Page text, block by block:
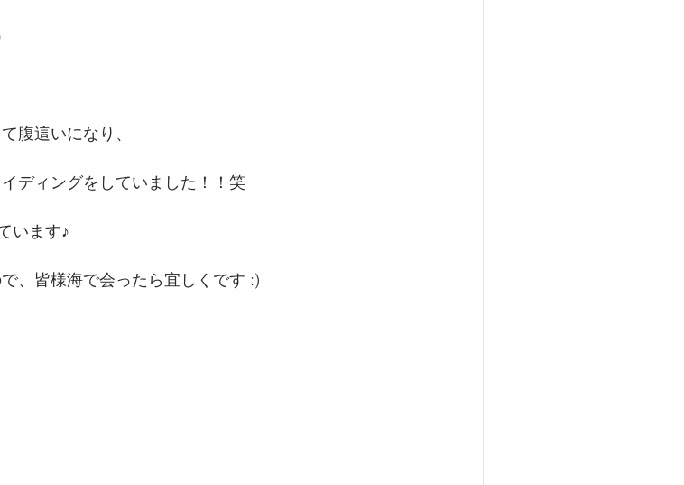
腹這いになり、
ディングをしていました！！笑
います♪
、皆様海で会ったら宜しくです :)